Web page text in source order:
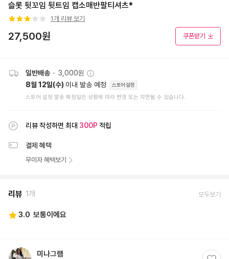
슬롯 뒷꼬임 뒷트임 캡소매반팔티셔츠*
1 개 리뷰 보기
27,500원 쿠폰받기
일반배송 • 3,000원
8월 12일(수) 이내 발송 예정 스토어설정
스토어 설정 발송 예정일은 상황에 따라 변경 또는 지연될 수 있습니다.
리뷰 작성하면 최대 300P 적립
결제 혜택
무이자 혜택보기
리뷰 1개 모두보기
3.0 보통이에요
미나그램